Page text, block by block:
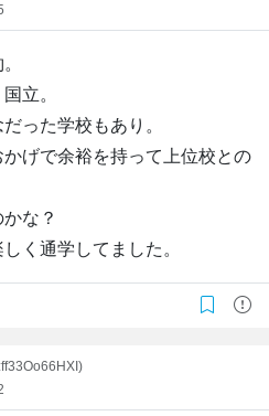
立。
った学校もあり。
げで余裕を持って上位校との
な？
く通学してました。